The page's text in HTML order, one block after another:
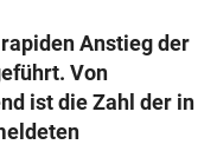
Anstieg der
Von
ist die Zahl der in